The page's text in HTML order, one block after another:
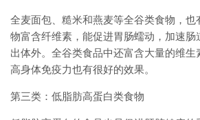
全麦面包、糙米和燕麦等全谷类食物，也
物富含纤维素，能促进胃肠蠕动，加速肠
出体外。全谷类食品中还富含大量的维生
高身体免疫力也有很好的效果。
第三类：低脂肪高蛋白类食物